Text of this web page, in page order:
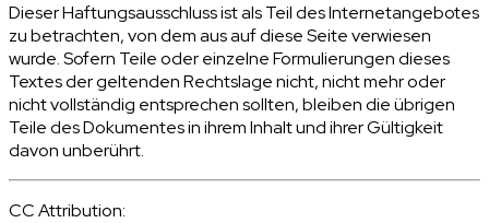
Dieser Haftungsausschluss ist als Teil des Internetangebotes
zu betrachten, von dem aus auf diese Seite verwiesen
wurde. Sofern Teile oder einzelne Formulierungen dieses
Textes der geltenden Rechtslage nicht, nicht mehr oder
nicht vollständig entsprechen sollten, bleiben die übrigen
Teile des Dokumentes in ihrem Inhalt und ihrer Gültigkeit
davon unberührt.
CC Attribution: